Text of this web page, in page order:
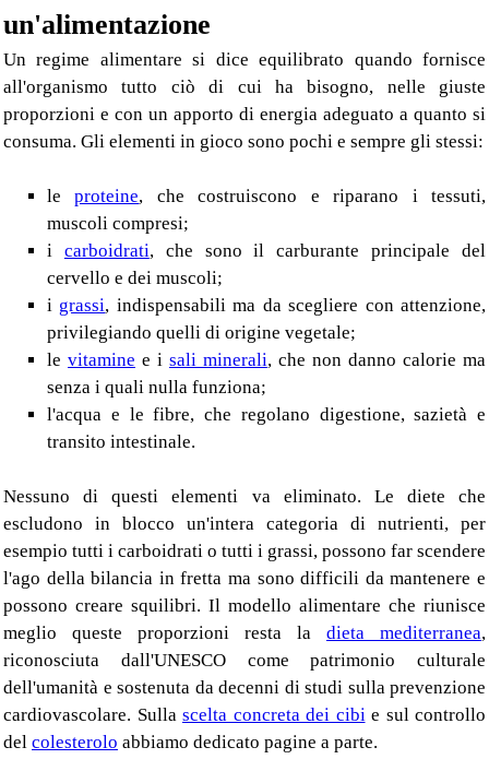
un'alimentazione
Un regime alimentare si dice equilibrato quando fornisce
all'organismo tutto ciò di cui ha bisogno, nelle giuste
proporzioni e con un apporto di energia adeguato a quanto si
consuma. Gli elementi in gioco sono pochi e sempre gli stessi:
leproteine, che costruiscono e riparano i tessuti,
muscoli compresi;
i carboidrati, che sono il carburante principale del
cervello e dei muscoli;
i grassi, indispensabili ma da scegliere con attenzione,
privilegiando quelli di origine vegetale;
le vitamine e i sali minerali, che non danno calorie ma
senza i quali nulla funziona;
l'acqua e le fibre, che regolano digestione, sazietà e
transito intestinale.
Nessuno di questi elementi va eliminato. Le diete che
escludono in blocco un'intera categoria di nutrienti, per
esempio tutti i carboidrati o tutti i grassi, possono far scendere
l'ago della bilancia in fretta ma sono difficili da mantenere e
possono creare squilibri. Il modello alimentare che riunisce
meglio queste proporzioni resta la dieta mediterranea,
riconosciuta dall'UNESCO come patrimonio culturale
dell'umanità e sostenuta da decenni di studi sulla prevenzione
cardiovascolare. Sulla scelta concreta dei cibie sul controllo
del colesterolo abbiamo dedicato pagine a parte.